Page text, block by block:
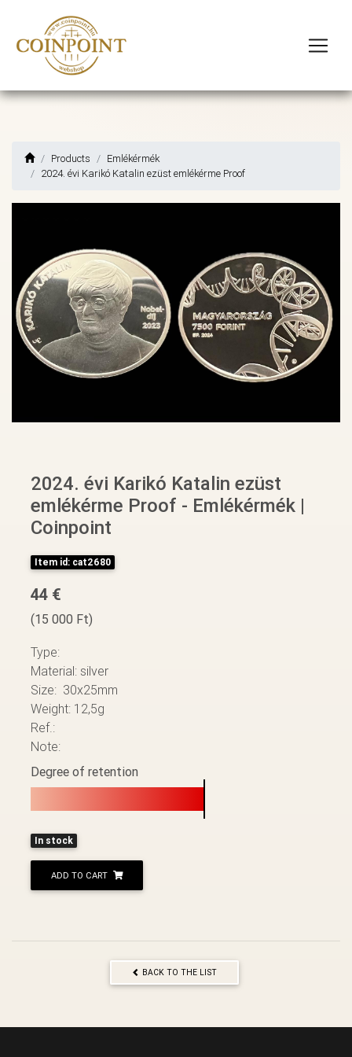
Products
Emlékérmék
2024. évi Karikó Katalin ezüst emlékérme Proof
2024. évi Karikó Katalin ezüst
emlékérme Proof - Emlékérmék |
Coinpoint
Item id: cat2680
44 €
(15 000 Ft)
Type:
Material: silver
Size: 30x25mm
Weight: 12,5g
Ref.:
Note:
Degree of retention
In stock
ADD TO CART
BACK TO THE LIST